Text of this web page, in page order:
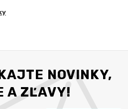
NOVINKY,
A ZĽAVY!